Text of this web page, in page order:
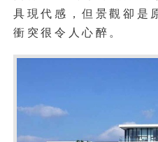
具現代感，但景觀卻是
衝突很令人心醉。